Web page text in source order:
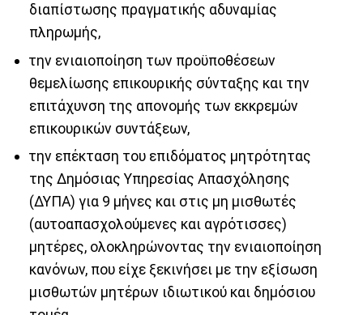
διαπίστωσης πραγματικής αδυναμίας
πληρωμής,
την ενιαιοποίηση των προϋποθέσεων
θεμελίωσης επικουρικής σύνταξης και την
επιτάχυνση της απονομής των εκκρεμών
επικουρικών συντάξεων,
την επέκταση του επιδόματος μητρότητας
της Δημόσιας Υπηρεσίας Απασχόλησης
(ΔΥΠΑ) για 9 μήνες και στις μη μισθωτές
(αυτοαπασχολούμενες και αγρότισσες)
μητέρες, ολοκληρώνοντας την ενιαιοποίηση
κανόνων, που είχε ξεκινήσει με την εξίσωση
μισθωτών μητέρων ιδιωτικού και δημόσιου